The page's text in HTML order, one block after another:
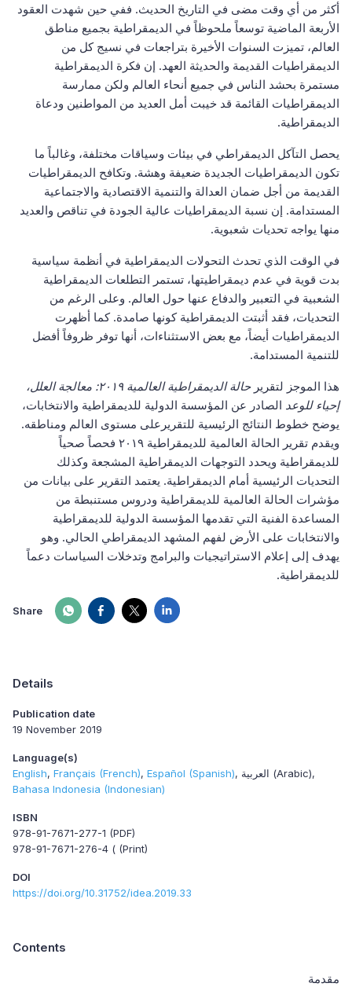
أكثر من أي وقت مضى في التاريخ الحديث. ففي حين شهدت العقود
الأربعة الماضية توسعاً ملحوظاً في الديمقراطية بجميع مناطق
العالم، تميزت السنوات الأخيرة بتراجعات في نسيج كل من
الديمقراطيات القديمة والحديثة العهد. إن فكرة الديمقراطية
مستمرة بحشد الناس في جميع أنحاء العالم ولكن ممارسة
الديمقراطيات القائمة قد خيبت أمل العديد من المواطنين ودعاة
الديمقراطية.
يحصل التآكل الديمقراطي في بيئات وسياقات مختلفة، وغالباً ما
تكون الديمقراطيات الجديدة ضعيفة وهشة. وتكافح الديمقراطيات
القديمة من أجل ضمان العدالة والتنمية الاقتصادية والاجتماعية
المستدامة. إن نسبة الديمقراطيات عالية الجودة في تناقص والعديد
منها يواجه تحديات شعبوية.
في الوقت الذي تحدث التحولات الديمقراطية في أنظمة سياسية
بدت قوية في عدم ديمقراطيتها، تستمر التطلعات الديمقراطية
الشعبية في التعبير والدفاع عنها حول العالم. وعلى الرغم من
التحديات، فقد أثبتت الديمقراطية كونها صامدة. كما أظهرت
الديمقراطيات أيضاً، مع بعض الاستثناءات، أنها توفر ظروفاً أفضل
للتنمية المستدامة.
هذا الموجز لتقرير
حالة الديمقراطية العالمية ٢٠١٩: معالجة العلل،
إحياء للوعد الصادر عن المؤسسة الدولية للديمقراطية والانتخابات،
يوضح خطوط النتائج الرئيسية للتقريرعلى مستوى العالم ومناطقه.
ويقدم تقرير الحالة العالمية للديمقراطية ٢٠١٩ فحصاً صحياً
للديمقراطية ويحدد التوجهات الديمقراطية المشجعة وكذلك
التحديات الرئيسية أمام الديمقراطية. يعتمد التقرير على بيانات من
مؤشرات الحالة العالمية للديمقراطية ودروس مستنبطة من
المساعدة الفنية التي تقدمها المؤسسة الدولية للديمقراطية
والانتخابات على الأرض لفهم المشهد الديمقراطي الحالي. وهو
يهدف إلى إعلام الاستراتيجيات والبرامج وتدخلات السياسات دعماً
للديمقراطية.
Share
Details
Publication date
19 November 2019
Language(s)
English Français (French) Español (Spanish)
العربية (Arabic)
Bahasa Indonesia (Indonesian)
ISBN
978-91-7671-277-1 (PDF)
978-91-7671-276-4 ( (Print)
DOI
https://doi.org/10.31752/idea.2019.33
Contents
مقدمة